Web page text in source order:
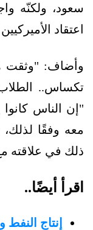
سعود، ولكنّه
اعتقاد
وأضاف: "وثقت
تكساس..
"إن الناس
معه وفقًا
ذلك في علاقته
اقرأ أيضًا..